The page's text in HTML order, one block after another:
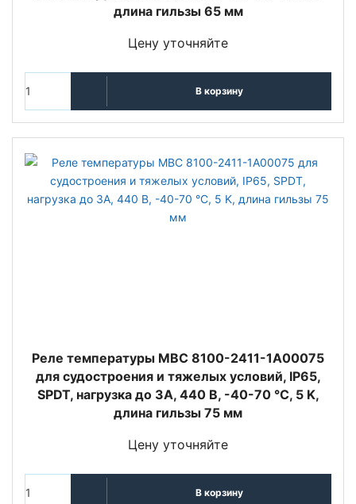
длина гильзы 65 мм
Цену уточняйте
В корзину
Реле температуры MBC 8100-2411-1A00075
для судостроения и тяжелых условий, IP65,
SPDT, нагрузка до 3А, 440 В, -40-70 °C, 5 K,
длина гильзы 75 мм
Цену уточняйте
В корзину